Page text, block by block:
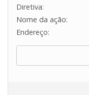
Diretiva:
Nome da ação:
Endereço: